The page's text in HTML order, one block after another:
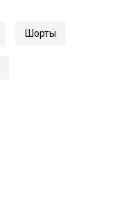
Шорты